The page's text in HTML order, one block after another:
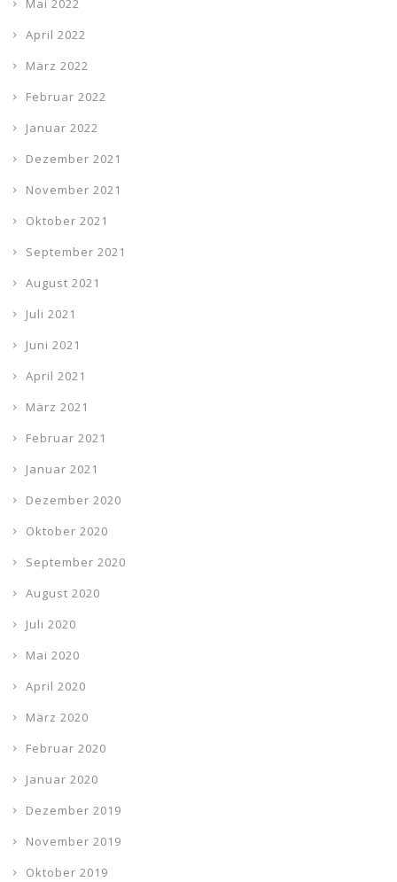
Mai 2022
April 2022
März 2022
Februar 2022
Januar 2022
Dezember 2021
November 2021
Oktober 2021
September 2021
August 2021
Juli 2021
Juni 2021
April 2021
März 2021
Februar 2021
Januar 2021
Dezember 2020
Oktober 2020
September 2020
August 2020
Juli 2020
Mai 2020
April 2020
März 2020
Februar 2020
Januar 2020
Dezember 2019
November 2019
Oktober 2019